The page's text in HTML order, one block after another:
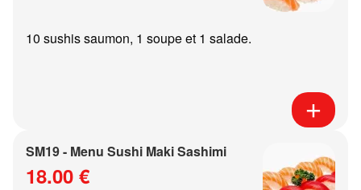
10 sushis saumon, 1 soupe et 1 salade.
SM19 - Menu Sushi Maki Sashimi
18.00 €